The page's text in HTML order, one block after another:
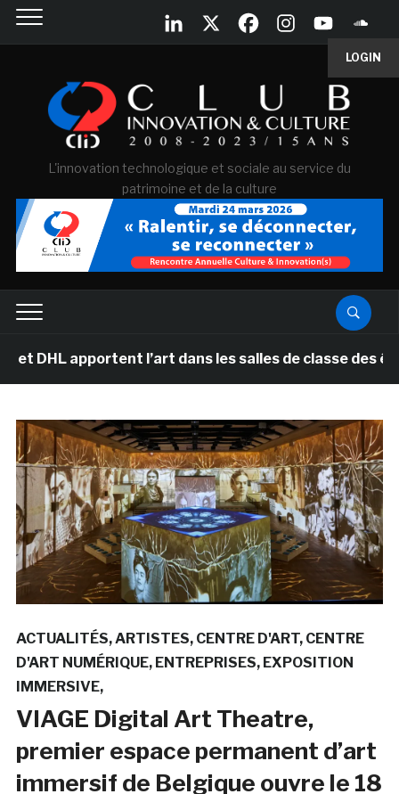
LOGIN
L'innovation technologique et sociale au service du
patrimoine et de la culture
apportent l’art dans les salles de classe des écoles
ACTUALITÉS ARTISTES CENTRE D'ART CENTRE
D'ART NUMÉRIQUE ENTREPRISES EXPOSITION
IMMERSIVE
VIAGE Digital Art Theatre,
premier espace permanent d’art
immersif de Belgique ouvre le 18